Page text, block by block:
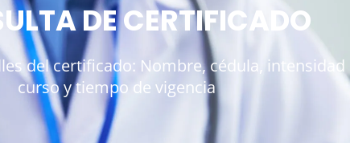
DE CERTIFICADO
del certificado: Nombre, cédula,
curso y tiempo de vigencia